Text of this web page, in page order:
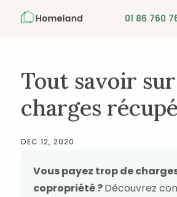
01 86 760
Tout savoir
charges
DEC 12, 2020
Vous payez trop de
copropriété ?Découvrez